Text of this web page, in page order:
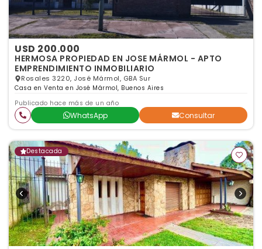
USD 200.000
HERMOSA PROPIEDAD EN JOSE MÁRMOL - APTO
EMPRENDIMIENTO INMOBILIARIO
Rosales 3220, José Mármol, GBA Sur
Casa en Venta en José Mármol, Buenos Aires
Publicado hace más de un año
WhatsApp Consultar
Destacada